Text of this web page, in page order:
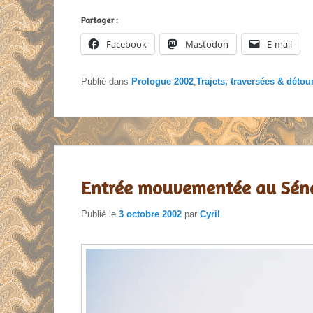
Partager :
Facebook Mastodon E-mail
Publié dans Prologue 2002 Trajets, traversées &
Entrée mouvementée au
Publié le 3 octobre 2002 par Cyril